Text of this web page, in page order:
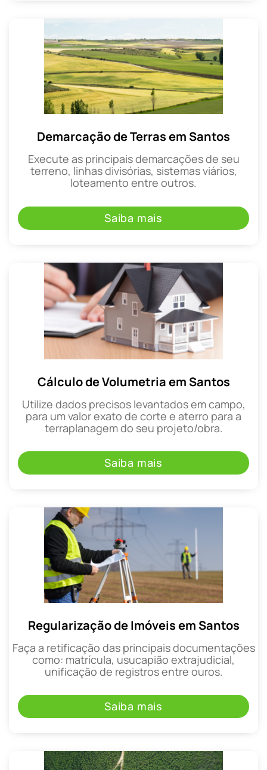
Demarcação de Terras em Santos
Execute as principais demarcações de seu
terreno, linhas divisórias, sistemas viários,
loteamento entre outros.
Saiba mais
Cálculo de Volumetria em Santos
Utilize dados precisos levantados em campo,
para um valor exato de corte e aterro para a
terraplanagem do seu projeto/obra.
Saiba mais
Regularização de Imóveis em Santos
Faça a retificação das principais documentações
como: matrícula, usucapião extrajudicial,
unificação de registros entre ouros.
Saiba mais